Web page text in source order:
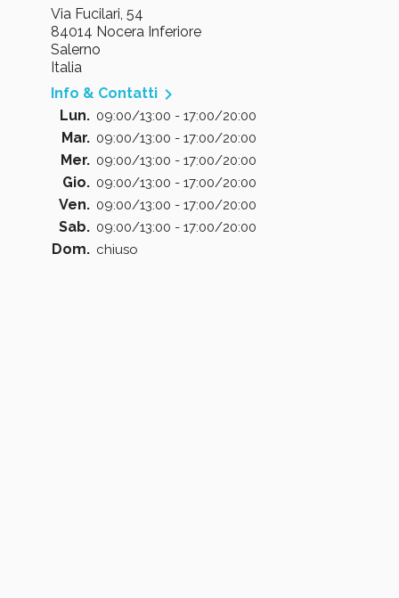
Via Fucilari, 54
84014 Nocera Inferiore
Salerno
Italia
Info & Contatti 
Lun. 09:00/13:00 - 17:00/20:00
Mar. 09:00/13:00 - 17:00/20:00
Mer. 09:00/13:00 - 17:00/20:00
Gio. 09:00/13:00 - 17:00/20:00
Ven. 09:00/13:00 - 17:00/20:00
Sab. 09:00/13:00 - 17:00/20:00
Dom. chiuso